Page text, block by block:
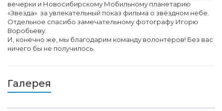
вечерки и Новосибирскому Мобильному планетарию
«Звезда» за увлекательный показ фильма о звёздном небе.
Отдельное спасибо замечательному фотографу Игорю
Воробьеву.
И, конечно же, мы благодарим команду волонтёров! Без вас
ничего бы не получилось.
Галерея